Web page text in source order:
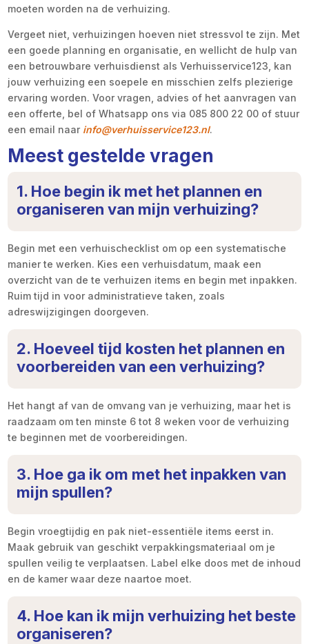
moeten worden na de verhuizing.
Vergeet niet, verhuizingen hoeven niet stressvol te zijn. Met
een goede planning en organisatie, en wellicht de hulp van
een betrouwbare verhuisdienst als Verhuisservice123, kan
jouw verhuizing een soepele en misschien zelfs plezierige
ervaring worden. Voor vragen, advies of het aanvragen van
een offerte, bel of Whatsapp ons via 085 800 22 00 of stuur
een email naar info@verhuisservice123.nl.
Meest gestelde vragen
1. Hoe begin ik met het plannen en
organiseren van mijn verhuizing?
Begin met een verhuischecklist om op een systematische
manier te werken. Kies een verhuisdatum, maak een
overzicht van de te verhuizen items en begin met inpakken.
Ruim tijd in voor administratieve taken, zoals
adreswijzigingen doorgeven.
2. Hoeveel tijd kosten het plannen en
voorbereiden van een verhuizing?
Het hangt af van de omvang van je verhuizing, maar het is
raadzaam om ten minste 6 tot 8 weken voor de verhuizing
te beginnen met de voorbereidingen.
3. Hoe ga ik om met het inpakken van
mijn spullen?
Begin vroegtijdig en pak niet-essentiële items eerst in.
Maak gebruik van geschikt verpakkingsmateriaal om je
spullen veilig te verplaatsen. Label elke doos met de inhoud
en de kamer waar deze naartoe moet.
4. Hoe kan ik mijn verhuizing het beste
organiseren?